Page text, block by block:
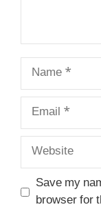
Name
Email
Website
Save my
browser for